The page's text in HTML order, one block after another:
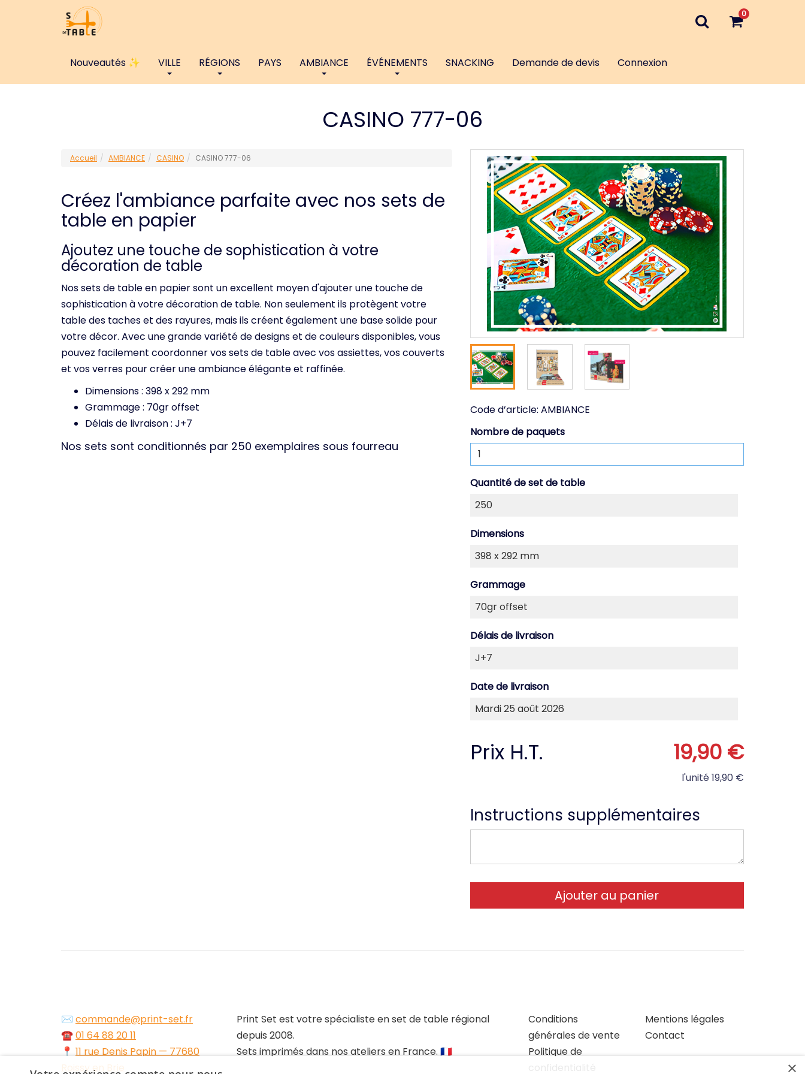
0
Nouveautés ✨ VILLE RÉGIONS PAYS AMBIANCE ÉVÉNEMENTS SNACKING Demande de devis Connexion
CASINO 777-06
Accueil AMBIANCE CASINO CASINO 777-06
Créez l'ambiance parfaite avec nos sets de
table en papier
Ajoutez une touche de sophistication à votre
décoration de table
Nos sets de table en papier sont un excellent moyen d'ajouter une touche de
sophistication à votre décoration de table. Non seulement ils protègent votre
table des taches et des rayures, mais ils créent également une base solide pour
votre décor. Avec une grande variété de designs et de couleurs disponibles, vous
pouvez facilement coordonner vos sets de table avec vos assiettes, vos couverts
et vos verres pour créer une ambiance élégante et raffinée.
Dimensions : 398 x 292 mm
Grammage : 70gr offset
Délais de livraison : J+7
Nos sets sont conditionnés par 250 exemplaires sous fourreau
Code d’article: AMBIANCE
Nombre de paquets
Quantité de set de table
Dimensions
Grammage
Délais de livraison
Date de livraison
Prix H.T. 19,90 €
l'unité19,90 €
Instructions supplémentaires
✉️ commande@print-set.fr
☎️01 64 88 20 11
📍 11 rue Denis Papin — 77680
Roissy en Brie
Print Set est votre spécialiste en set de table régional
depuis 2008.
Sets imprimés dans nos ateliers en France. 🇫🇷
Conditions
générales de vente
Politique de
Mentions légales
Contact
×